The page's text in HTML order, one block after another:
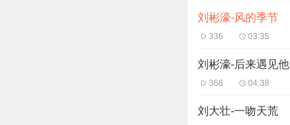
刘彬濠-风的季节
336 03:35
刘彬濠-后来遇见他
368 04:38
刘大壮-一吻天荒